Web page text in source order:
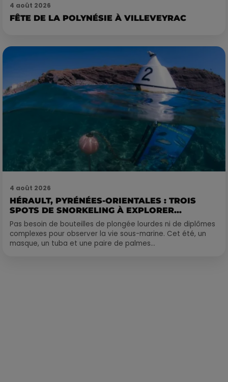
4 août 2026
FÊTE DE LA POLYNÉSIE À VILLEVEYRAC
4 août 2026
HÉRAULT, PYRÉNÉES-ORIENTALES : TROIS
SPOTS DE SNORKELING À EXPLORER...
Pas besoin de bouteilles de plongée lourdes ni de diplômes
complexes pour observer la vie sous-marine. Cet été, un
masque, un tuba et une paire de palmes...